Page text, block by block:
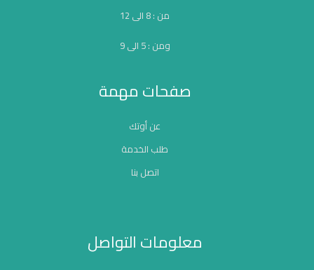
من : 8 الى 12
ومن : 5 الى 9
صفحات مهمة
عن أوتك
طلب الخدمة
اتصل بنا
معلومات التواصل